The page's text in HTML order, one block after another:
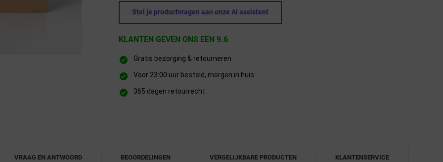
Stel je productvragen aan onze AI assistent
KLANTEN GEVEN ONS EEN 9.6
Gratis bezorging & retourneren
Voor 23:00 uur besteld, morgen in huis
365 dagen retourrecht
VRAAG EN ANTWOORD BEOORDELINGEN VERGELIJKBARE PRODUCTEN KLANTENSERVICE